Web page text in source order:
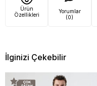
Ürün
Özellikleri
Yorumlar
(0)
İlginizi Çekebilir